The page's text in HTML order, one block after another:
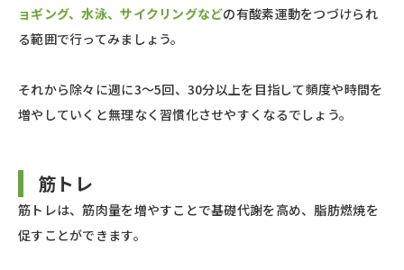
ョギング、水泳、サイクリングなどの有酸素運動をつづけられ
る範囲で行ってみましょう。
それから除々に週に3～5回、30分以上を目指して頻度や時間を
増やしていくと無理なく習慣化させやすくなるでしょう。
筋トレ
筋トレは、筋肉量を増やすことで基礎代謝を高め、脂肪燃焼を
促すことができます。